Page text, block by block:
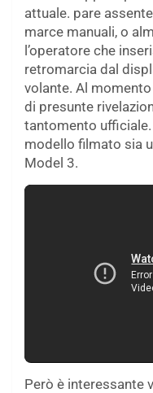
attuale. pare
marce manuali, o
l’operatore che
retromarcia dal
volante. Al
di presunte
tantomento ufficiale.
modello filmato sia
Model 3.
Però è interessante